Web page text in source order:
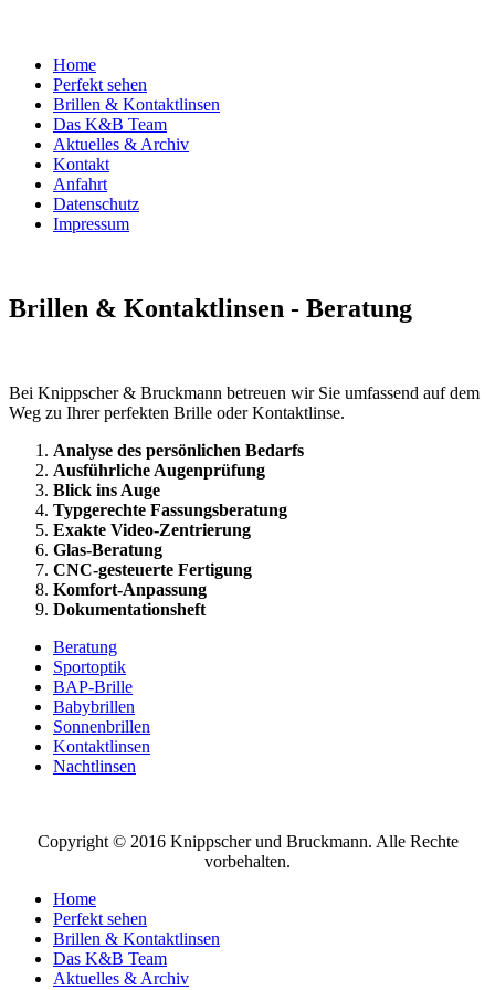
Home
Perfekt sehen
Brillen & Kontaktlinsen
Das K&B Team
Aktuelles & Archiv
Kontakt
Anfahrt
Datenschutz
Impressum
Brillen & Kontaktlinsen - Beratung
Bei Knippscher & Bruckmann betreuen wir Sie umfassend auf dem
Weg zu Ihrer perfekten Brille oder Kontaktlinse.
Analyse des persönlichen Bedarfs
Ausführliche Augenprüfung
Blick ins Auge
Typgerechte Fassungsberatung
Exakte Video-Zentrierung
Glas-Beratung
CNC-gesteuerte Fertigung
Komfort-Anpassung
Dokumentationsheft
Beratung
Sportoptik
BAP-Brille
Babybrillen
Sonnenbrillen
Kontaktlinsen
Nachtlinsen
Copyright © 2016 Knippscher und Bruckmann. Alle Rechte
vorbehalten.
Home
Perfekt sehen
Brillen & Kontaktlinsen
Das K&B Team
Aktuelles & Archiv